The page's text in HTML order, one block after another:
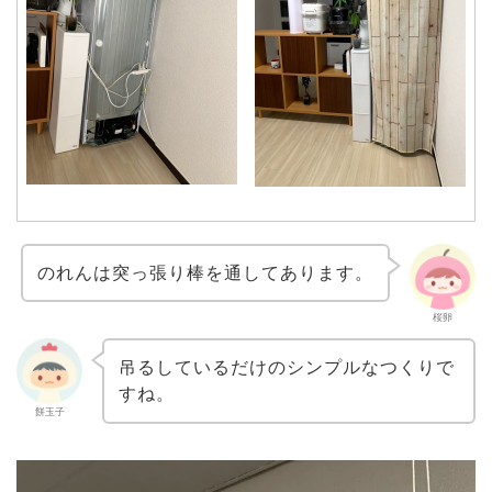
桜卵
のれんは突っ張り棒を通してあります。
餅玉子
吊るしているだけのシンプルなつくりで
すね。